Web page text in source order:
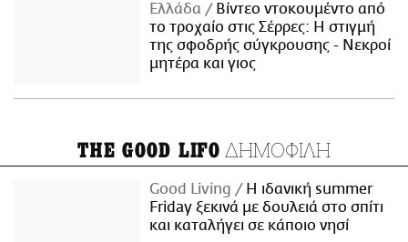
Ελλάδα
Βίντεο ντοκουμέντο από
το τροχαίο στις Σέρρες: Η στιγμή
της σφοδρής σύγκρουσης - Νεκροί
μητέρα και γιος
THE GOOD LIFO ΔΗΜΟΦΙΛΗ
Good Living
Η ιδανική summer
Friday ξεκινά με δουλειά στο σπίτι
και καταλήγει σε κάποιο νησί